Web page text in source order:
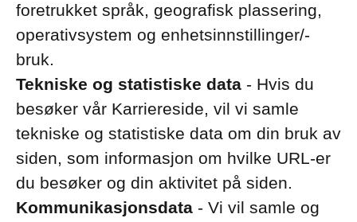
foretrukket språk, geografisk plassering,
operativsystem og enhetsinnstillinger/-
bruk.
Tekniske og statistiske data - Hvis du
besøker vår Karriereside, vil vi samle
tekniske og statistiske data om din bruk av
siden, som informasjon om hvilke URL-er
du besøker og din aktivitet på siden.
Kommunikasjonsdata - Vi vil samle og